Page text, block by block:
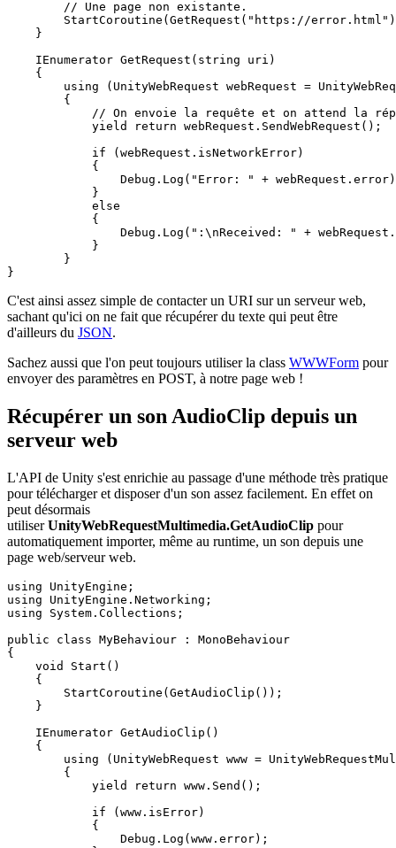
// Une page non existante.
StartCoroutine(GetRequest("https://
}
IEnumerator GetRequest(string uri)
{
using (UnityWebRequest webRequest =
{
// On envoie la requête et on attend la
yield return webRequest.SendWebRequest();
if (webRequest.isNetworkError)
{
Debug.Log("Error: " +
}
else
{
Debug.Log(":\nReceived: " +
}
}
}
C'est ainsi assez simple de contacter un URI sur un serveur web,
sachant qu'ici on ne fait que récupérer du texte qui peut être
d'ailleurs du JSON.
Sachez aussi que l'on peut toujours utiliser la class WWWForm pour
envoyer des paramètres en POST, à notre page web !
Récupérer un son AudioClip depuis un
serveur web
L'API de Unity s'est enrichie au passage d'une méthode très pratique
pour télécharger et disposer d'un son assez facilement. En effet on
peut désormais
utiliserUnityWebRequestMultimedia.GetAudioClip pour
automatiquement importer, même au runtime, un son depuis une
page web/serveur web.
using UnityEngine;
using UnityEngine.Networking;
using System.Collections;
public class MyBehaviour : MonoBehaviour
{
void Start()
{
StartCoroutine(GetAudioClip());
}
IEnumerator GetAudioClip()
{
using (UnityWebRequest www =
{
yield return www.Send();
if (www.isError)
{
Debug.Log(www.error);